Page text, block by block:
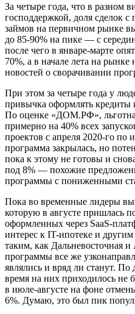
За четыре года, что в разном
господдержкой, доля сделок
займов на первичном рынке
до 85-90% на пике — с
после чего в январе-марте
70%, а в начале лета на
новостей о сворачивании
При этом за четыре года у
привычка оформлять кредиты
По оценке «ДОМ.РФ»,
примерно на 40% всех
проектов с апреля 2020-го по
программа закрылась, но
пока к этому не готовы и
под 8% — похожие
программы с пониженными
Пока во временные лидеры
которую в августе пришлась
оформленных через SaaS-
интерес к IT-ипотеке и
таким, как Дальневосточная
программы все же
являлись и вряд ли станут.
время на них приходилось не
в июле-августе на фоне
6%. Думаю, это был пик